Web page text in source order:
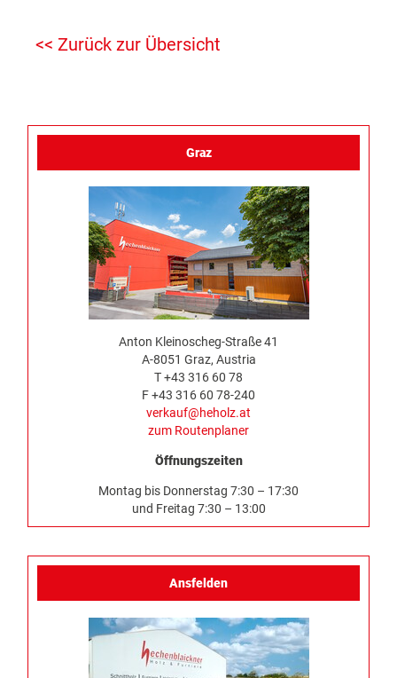
<< Zurück zur Übersicht
Graz
Anton Kleinoscheg-Straße 41
A-8051 Graz, Austria
T +43 316 60 78
F +43 316 60 78-240
verkauf@heholz.at
zum Routenplaner
Öffnungszeiten
Montag bis Donnerstag 7:30 – 17:30
und Freitag 7:30 – 13:00
Ansfelden